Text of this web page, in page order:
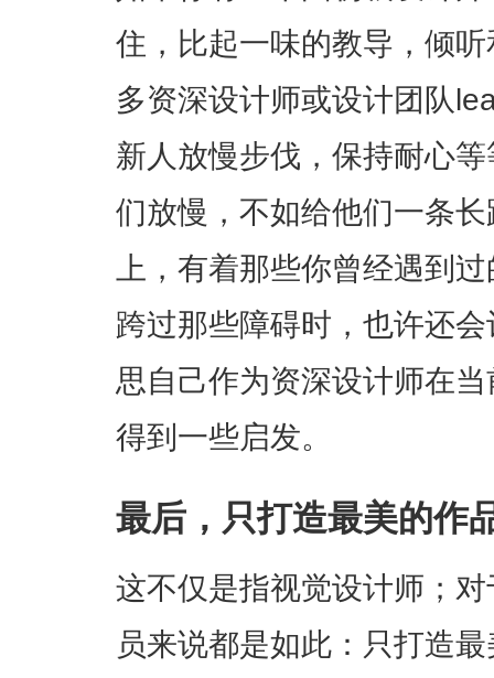
住，比起一味的教导，倾
多资深设计师或设计团队
新人放慢步伐，保持耐心
们放慢，不如给他们一条
上，有着那些你曾经遇到
跨过那些障碍时，也许还
思自己作为资深设计师在
得到一些启发。
最后，只打造最美的作
这不仅是指视觉设计师；
员来说都是如此：只打造